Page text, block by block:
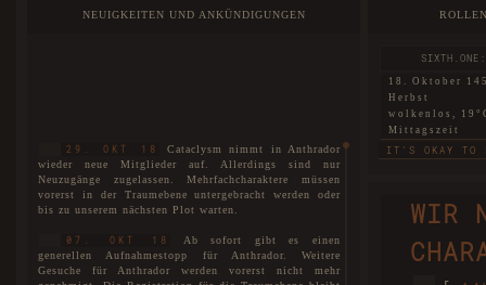
NEUIGKEITEN UND ANKÜNDIGUNGEN
29. OKT 18
Cataclysm nimmt in Anthrador
wieder neue Mitglieder auf. Allerdings sind nur
Neuzugänge zugelassen. Mehrfachcharaktere müssen
vorerst in der Traumebene untergebracht werden oder
bis zu unserem nächsten Plot warten.
07. OKT 18
Ab sofort gibt es einen
generellen Aufnahmestopp für Anthrador. Weitere
Gesuche für Anthrador werden vorerst nicht mehr
18. Oktober
Herbst
wolkenlos,
Mittagszeit
IT'S OKAY TO
18. Oktober
nebelig, 6°C
THIS LAND
WIR